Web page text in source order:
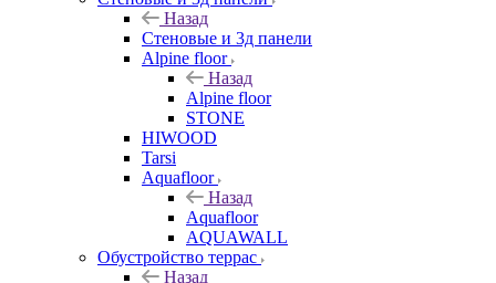
Назад
Стеновые и 3д панели
Alpine floor
Назад
Alpine floor
STONE
HIWOOD
Tarsi
Aquafloor
Назад
Aquafloor
AQUAWALL
Обустройство террас
Назад